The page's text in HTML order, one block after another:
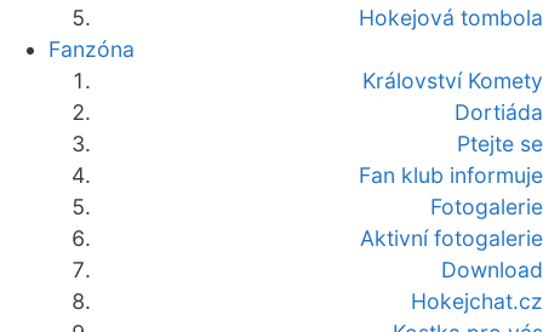
Hokejová tombola
Fanzóna
Království Komety
Dortiáda
Ptejte se
Fan klub informuje
Fotogalerie
Aktivní fotogalerie
Download
Hokejchat.cz